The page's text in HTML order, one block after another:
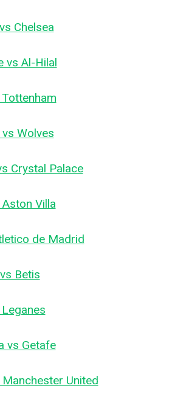
Chelsea
vs Al-Hilal
Wolves
Crystal Palace
Villa
de Madrid
Betis
vs Getafe
United